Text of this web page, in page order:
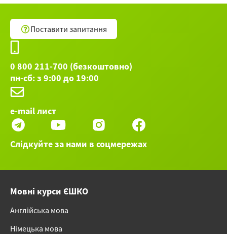
Поставити запитання
0 800 211-700 (безкоштовно)
пн-сб: з 9:00 до 19:00
e-mail лист
Слідкуйте за нами в соцмережах
Мовні курси ЄШКО
Англійська мова
Німецька мова